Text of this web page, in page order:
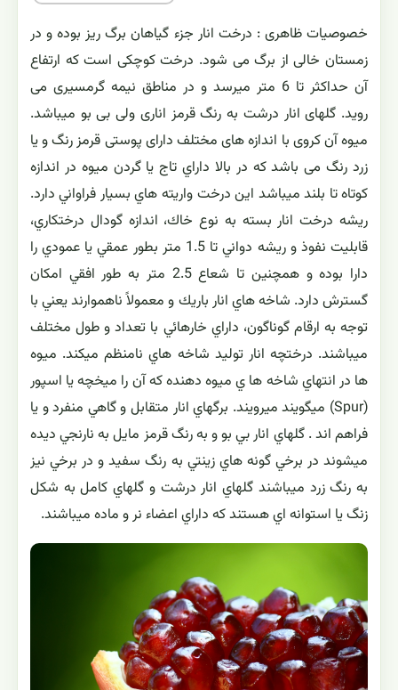
خصوصیات ظاهری : درخت انار جزء گیاهان برگ ریز بوده و در
زمستان خالی از برگ می شود. درخت کوچکی است که ارتفاع
آن حداكثر تا 6 متر میرسد و در مناطق نیمه گرمسیری می
روید. گلهای انار درشت به رنگ قرمز اناری ولی بی بو میباشد.
میوه آن کروی با اندازه های مختلف دارای پوستی قرمز رنگ و یا
زرد رنگ می باشد كه در بالا داراي تاج يا گردن ميوه در اندازه
كوتاه تا بلند ميباشد اين درخت واريته هاي بسيار فراواني دارد.
ريشه درخت انار بسته به نوع خاك، اندازه گودال درختكاري،
قابليت نفوذ و ريشه دواني تا 1.5 متر بطور عمقي يا عمودي را
دارا بوده و همچنين تا شعاع 2.5 متر به طور افقي امكان
گسترش دارد. شاخه هاي انار باريك و معمولاً ناهموارند يعني با
توجه به ارقام گوناگون، داراي خارهائي با تعداد و طول مختلف
ميباشند. درختچه انار توليد شاخه هاي نامنظم ميكند. ميوه
ها در انتهاي شاخه ها ي ميوه دهنده كه آن را ميخچه يا اسپور
(Spur) ميگويند ميرويند. برگهاي انار متقابل و گاهي منفرد و يا
فراهم اند . گلهاي انار بي بو و به رنگ قرمز مايل به نارنجي ديده
ميشوند در برخي گونه هاي زينتي به رنگ سفيد و در برخي نيز
به رنگ زرد ميباشند گلهاي انار درشت و گلهاي كامل به شكل
زنگ يا استوانه اي هستند كه داراي اعضاء نر و ماده ميباشند.